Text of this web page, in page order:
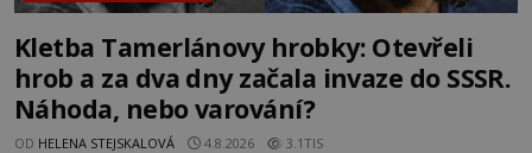
Kletba Tamerlánovy hrobky: Otevřeli
hrob a za dva dny začala invaze do SSSR.
Náhoda, nebo varování?
OD HELENA STEJSKALOVÁ 4.8.2026 3.1TIS